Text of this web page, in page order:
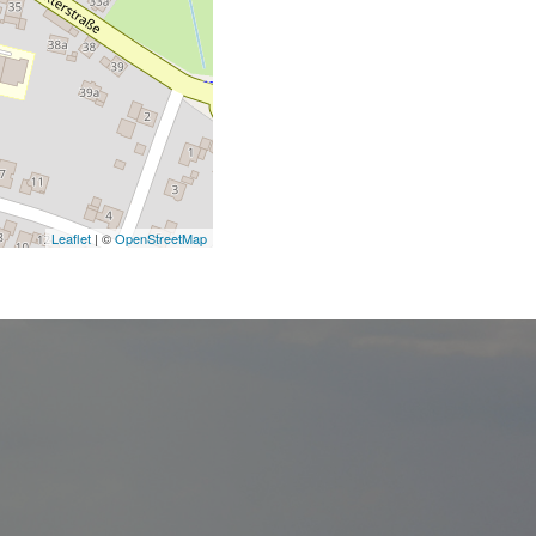
Leaflet| ©OpenStreetMap